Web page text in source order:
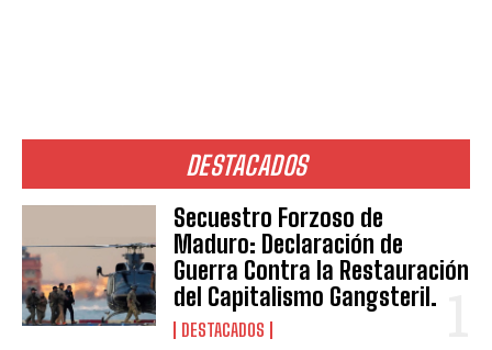
DESTACADOS
Secuestro Forzoso de
Maduro: Declaración de
Guerra Contra la Restauración
del Capitalismo Gangsteril.
DESTACADOS